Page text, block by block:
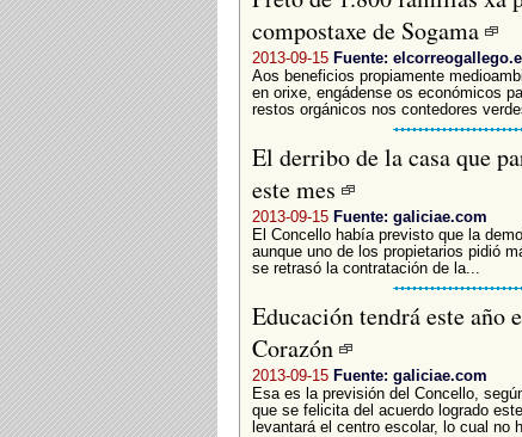
compostaxe de Sogama
2013-09-15 Fuente:
Aos beneficios propiamente
en orixe, engádense os económicos
restos orgánicos nos contedores
El derribo de la casa que
este mes
2013-09-15 Fuente: galiciae.com
El Concello había previsto que la
aunque uno de los propietarios pidió
se retrasó la contratación de la...
Educación tendrá este año
Corazón
2013-09-15 Fuente: galiciae.com
Esa es la previsión del Concello,
que se felicita del acuerdo logrado
levantará el centro escolar, lo cual no